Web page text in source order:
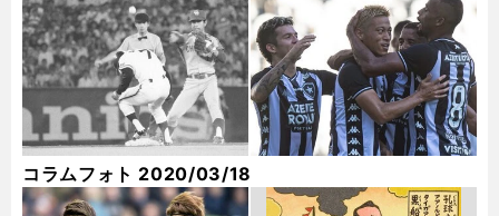
コラムフォト 2020/03/18